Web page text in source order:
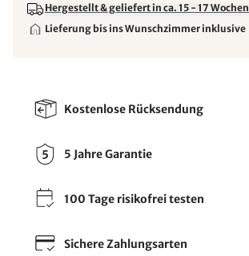
Hergestellt & geliefert in ca. 15 - 17 Wochen
Lieferung bis ins Wunschzimmer inklusive
Kostenlose Rücksendung
5 Jahre Garantie
100 Tage risikofrei testen
Sichere Zahlungsarten